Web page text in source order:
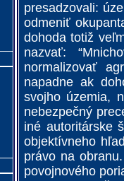
presadzovali:
odmeniť
dohoda totiž
nazvať:
normalizovať
napadne ak
svojho územia,
nebezpečný
iné autoritárske
objektívneho
právo na
povojnového